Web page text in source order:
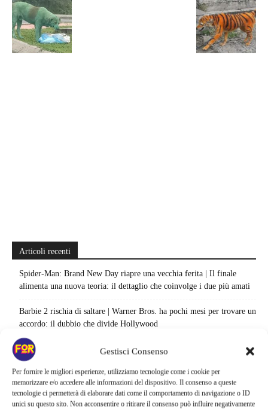
Gestisci Consenso
Per fornire le migliori esperienze, utilizziamo tecnologie come i cookie per
memorizzare e/o accedere alle informazioni del dispositivo. Il consenso a queste
tecnologie ci permetterà di elaborare dati come il comportamento di navigazione o ID
unici su questo sito. Non acconsentire o ritirare il consenso può influire negativamente
Articoli recenti
Spider-Man: Brand New Day riapre una vecchia ferita | Il finale
alimenta una nuova teoria: il dettaglio che coinvolge i due più amati
Barbie 2 rischia di saltare | Warner Bros. ha pochi mesi per trovare un
accordo: il dubbio che divide Hollywood
La bocca del diavolo arriva su Prime Video, squali e claustrofobia nel
nuovo survival horror: una vacanza diventa una trappola
La paura dell’altezza torna al cinema | Il sequel di Fall cambia
scenario: una nuova sfida senza via di fuga